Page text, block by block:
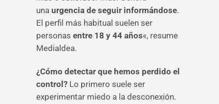
una urgencia de seguir informándose.
El perfil más habitual suelen ser
personas entre 18 y 44 años«, resume
Medialdea.
¿Cómo detectar que hemos perdido el
control? Lo primero suele ser
experimentar miedo a la desconexión.